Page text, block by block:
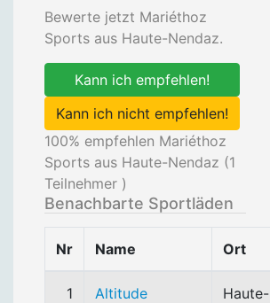
Bewerte jetzt Mariéthoz
Sports aus Haute-Nendaz.
Kann ich empfehlen!
Kann ich nicht empfehlen!
100% empfehlen Mariéthoz
Sports aus Haute-Nendaz (1
Teilnehmer )
Benachbarte Sportläden
Nr Name Ort
1
Altitude
Haute-